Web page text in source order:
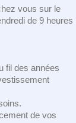
vous sur le
de 9 heures
fil des années
de vos